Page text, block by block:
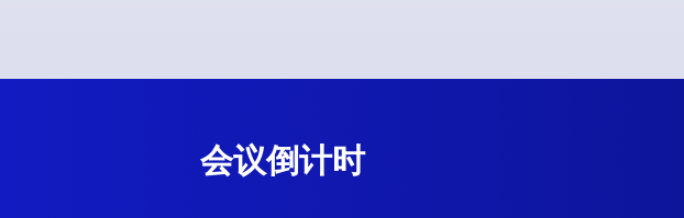
会议倒计时